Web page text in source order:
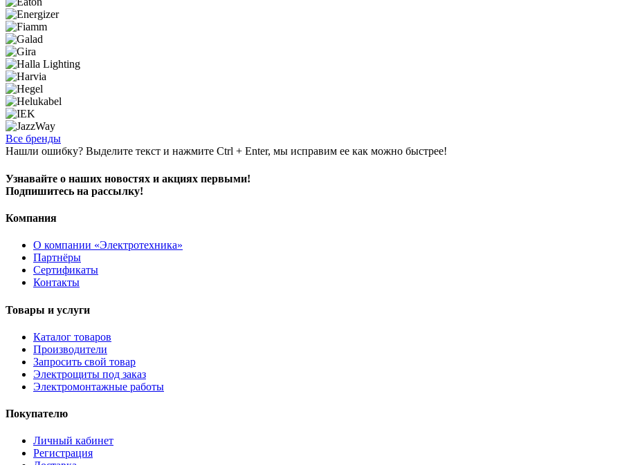
Все бренды
Нашли ошибку? Выделите текст и нажмите Ctrl + Enter, мы исправим ее как можно быстрее!
Узнавайте о наших новостях и акциях первыми!
Подпишитесь на рассылку!
Компания
О компании «Электротехника»
Партнёры
Сертификаты
Контакты
Товары и услуги
Каталог товаров
Производители
Запросить свой товар
Электрощиты под заказ
Электромонтажные работы
Покупателю
Личный кабинет
Регистрация